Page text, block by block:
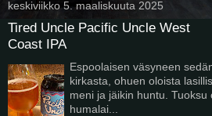
keskiviikko 5. maaliskuuta 2025
Tired Uncle Pacific Uncle West
Coast IPA
Espoolaisen väsyneen
kirkasta, ohuen oloista
meni ja jäikin huntu. Tuoksu
humalai...